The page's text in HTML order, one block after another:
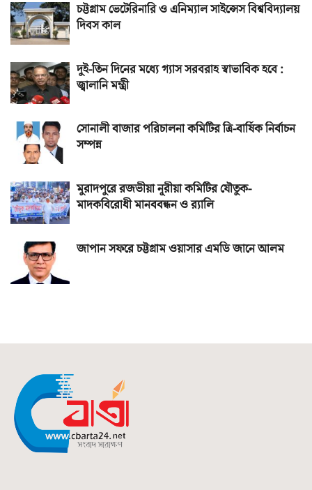
চট্টগ্রাম ভেটেরিনারি ও এনিম্যাল সাইন্সেস বিশ্ববিদ্যালয়
দিবস কাল
দুই-তিন দিনের মধ্যে গ্যাস সরবরাহ স্বাভাবিক হবে :
জ্বালানি মন্ত্রী
সোনালী বাজার পরিচালনা কমিটির ত্রি-বার্ষিক নির্বাচন
সম্পন্ন
মুরাদপুরে রজভীয়া নূরীয়া কমিটির যৌতুক-
মাদকবিরোধী মানববন্ধন ও র‌্যালি
জাপান সফরে চট্টগ্রাম ওয়াসার এমডি জানে আলম